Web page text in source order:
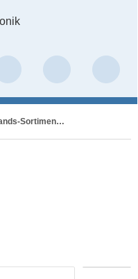
Vorwiderstands-Sortiment für LED